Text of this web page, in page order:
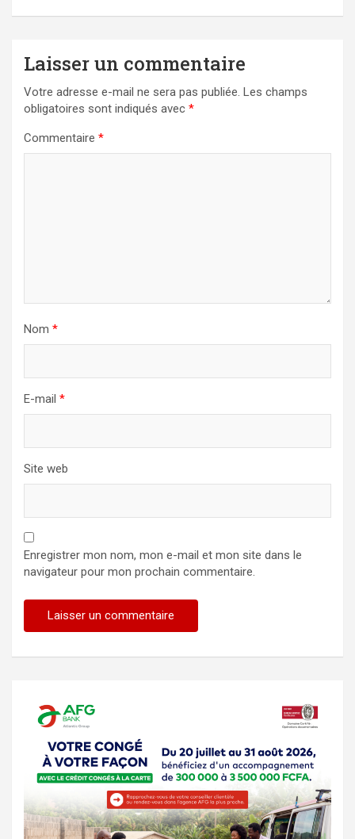
Laisser un commentaire
Votre adresse e-mail ne sera pas publiée. Les champs
obligatoires sont indiqués avec *
Commentaire *
Nom *
E-mail *
Site web
Enregistrer mon nom, mon e-mail et mon site dans le
navigateur pour mon prochain commentaire.